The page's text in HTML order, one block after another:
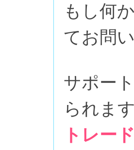
もし何
てお問
サポー
られます
トレー